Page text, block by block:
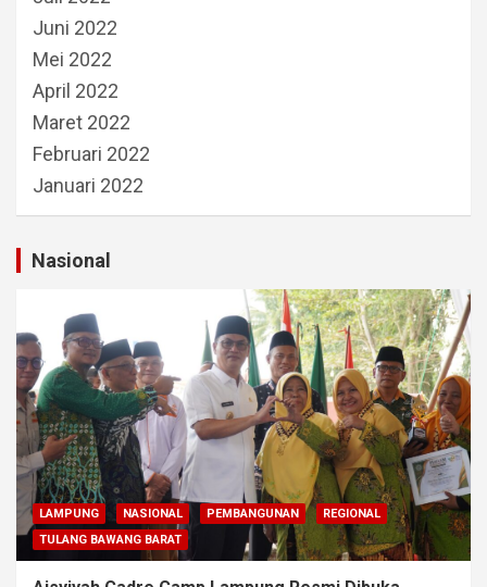
Juni 2022
Mei 2022
April 2022
Maret 2022
Februari 2022
Januari 2022
Nasional
LAMPUNG NASIONAL PEMBANGUNAN
REGIONAL
TULANG BAWANG BARAT